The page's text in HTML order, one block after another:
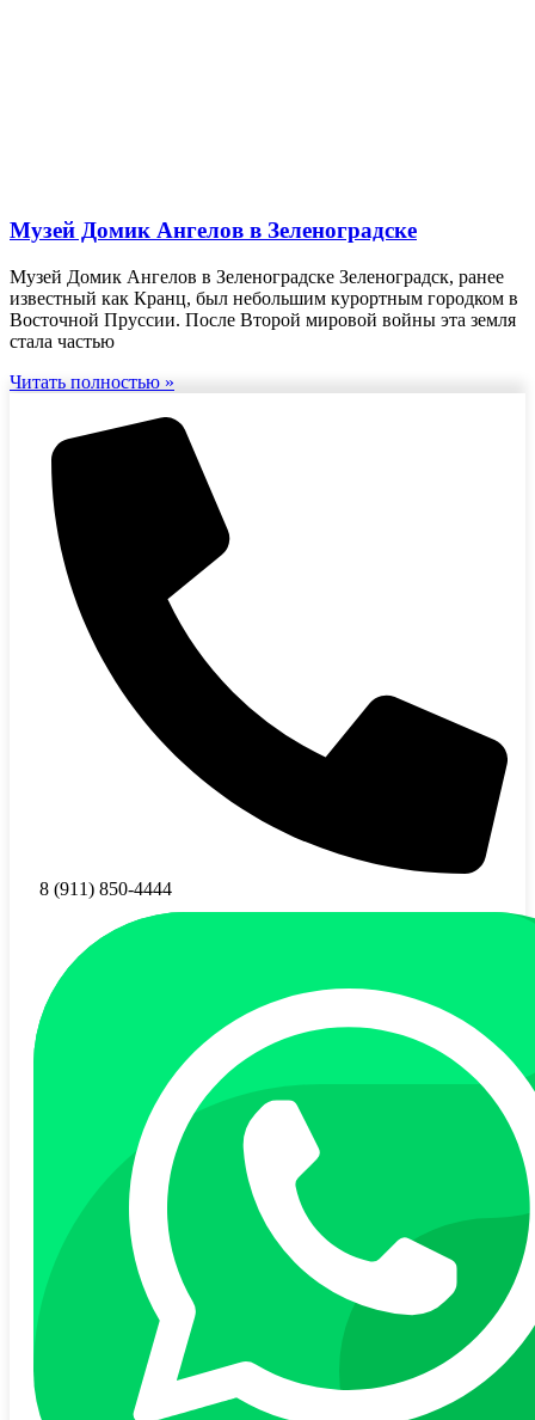
Музей Домик Ангелов в Зеленоградске
Музей Домик Ангелов в Зеленоградске Зеленоградск, ранее
известный как Кранц, был небольшим курортным городком в
Восточной Пруссии. После Второй мировой войны эта земля
стала частью
Читать полностью »
8 (911) 850-4444